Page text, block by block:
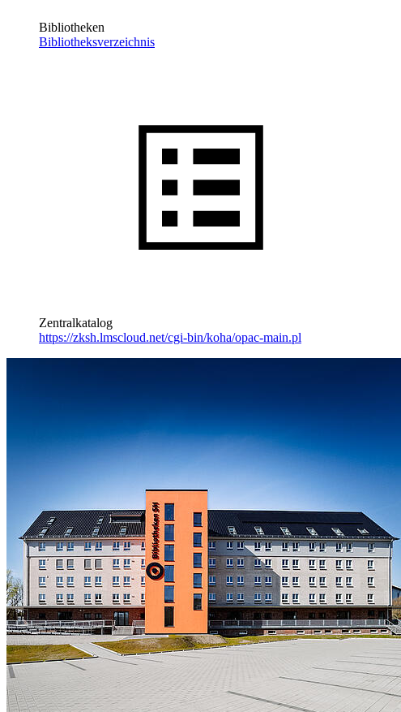
Bibliotheken
Bibliotheksverzeichnis
Zentralkatalog
https://zksh.lmscloud.net/cgi-bin/koha/opac-main.pl